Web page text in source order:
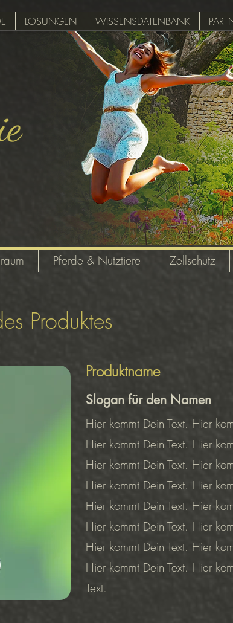
LÖSUNGEN WISSENSDATENBANK
Pferde & Nutztiere Zellschutz
Produktes
Produktname
Slogan für den Namen
Hier kommt Dein Text. Hier
Hier kommt Dein Text. Hier
Hier kommt Dein Text. Hier
Hier kommt Dein Text. Hier
Hier kommt Dein Text. Hier
Hier kommt Dein Text. Hier
Hier kommt Dein Text. Hier
Hier kommt Dein Text. Hier
Text.